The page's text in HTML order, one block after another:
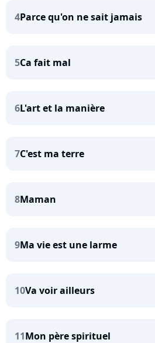
4Parce qu'on ne sait jamais
5Ca fait mal
6L'art et la manière
7C'est ma terre
8Maman
9Ma vie est une larme
10Va voir ailleurs
11Mon père spirituel